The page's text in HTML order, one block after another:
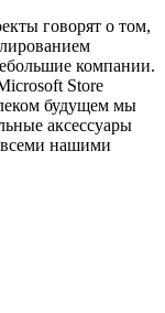
говорят о том,
компании.
Store
будущем мы
аксессуары
всеми нашими